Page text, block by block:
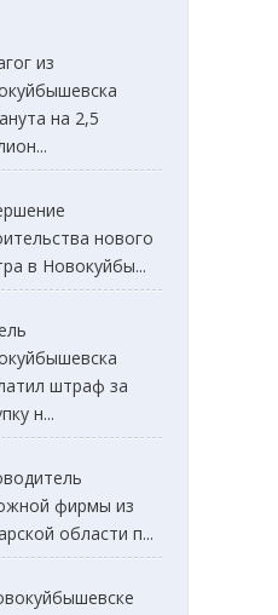
из
на 2,5
нового
в Новокуйбы...
штраф за
н...
фирмы из
области п...